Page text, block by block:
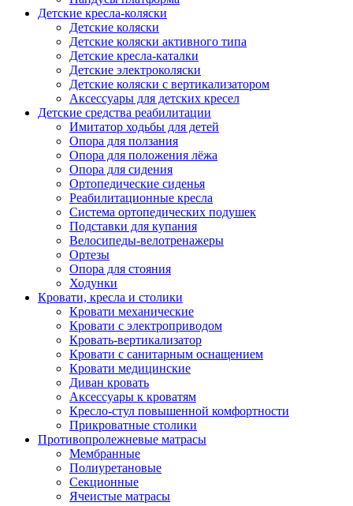
Детские кресла-коляски
Детские коляски
Детские коляски активного типа
Детские кресла-каталки
Детские электроколяски
Детские коляски с вертикализатором
Аксессуары для детских кресел
Детские средства реабилитации
Имитатор ходьбы для детей
Опора для ползания
Опора для положения лёжа
Опора для сидения
Ортопедические сиденья
Реабилитационные кресла
Система ортопедических подушек
Подставки для купания
Велосипеды-велотренажеры
Ортезы
Опора для стояния
Ходунки
Кровати, кресла и столики
Кровати механические
Кровати с электроприводом
Кровать-вертикализатор
Кровати с санитарным оснащением
Кровати медицинские
Диван кровать
Аксессуары к кроватям
Кресло-стул повышенной комфортности
Прикроватные столики
Противопролежневые матрасы
Мембранные
Полиуретановые
Секционные
Ячеистые матрасы